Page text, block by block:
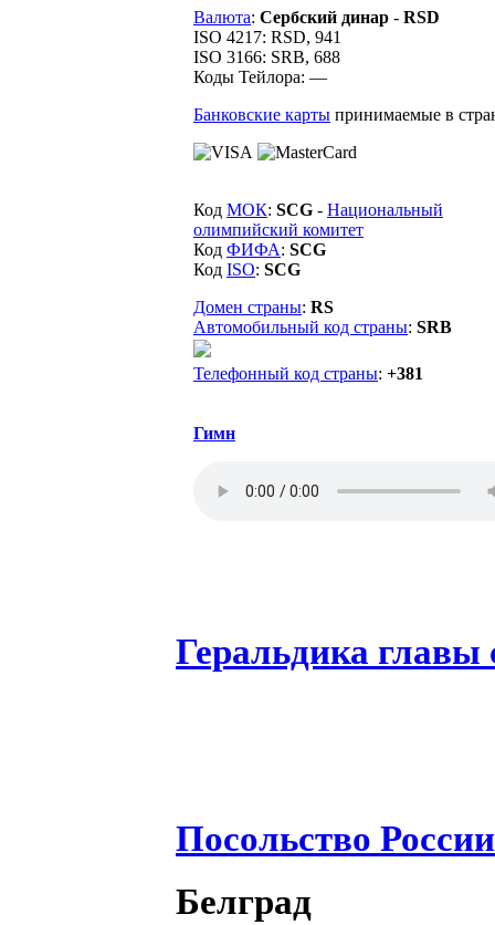
Валюта: Сербский динар - RSD
ISO 4217: RSD, 941
ISO 3166: SRB, 688
Коды Тейлора: —
Банковские карты принимаемые в
Код МОК: SCG - Национальный
олимпийский комитет
Код ФИФА: SCG
Код ISO: SCG
Домен страны: RS
Автомобильный код страны: SRB
Телефонный код страны: +381
Гимн
Геральдика главы
Посольство России
Белград